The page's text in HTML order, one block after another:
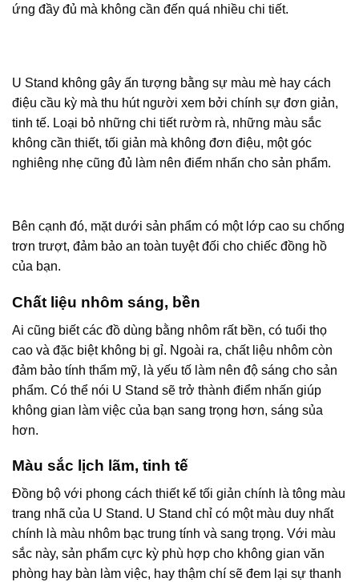
ứng đầy đủ mà không cần đến quá nhiều chi tiết.
U Stand không gây ấn tượng bằng sự màu mè hay cách
điệu cầu kỳ mà thu hút người xem bởi chính sự đơn giản,
tinh tế. Loại bỏ những chi tiết rườm rà, những màu sắc
không cần thiết, tối giản mà không đơn điệu, một góc
nghiêng nhẹ cũng đủ làm nên điểm nhấn cho sản phẩm.
Bên cạnh đó, mặt dưới sản phẩm có một lớp cao su chống
trơn trượt, đảm bảo an toàn tuyệt đối cho chiếc đồng hồ
của bạn.
Chất liệu nhôm sáng, bền
Ai cũng biết các đồ dùng bằng nhôm rất bền, có tuổi thọ
cao và đặc biệt không bị gỉ. Ngoài ra, chất liệu nhôm còn
đảm bảo tính thẩm mỹ, là yếu tố làm nên độ sáng cho sản
phẩm. Có thể nói U Stand sẽ trở thành điểm nhấn giúp
không gian làm việc của bạn sang trọng hơn, sáng sủa
hơn.
Màu sắc lịch lãm, tinh tế
Đồng bộ với phong cách thiết kế tối giản chính là tông màu
trang nhã của U Stand. U Stand chỉ có một màu duy nhất
chính là màu nhôm bạc trung tính và sang trọng. Với màu
sắc này, sản phẩm cực kỳ phù hợp cho không gian văn
phòng hay bàn làm việc, hay thậm chí sẽ đem lại sự thanh